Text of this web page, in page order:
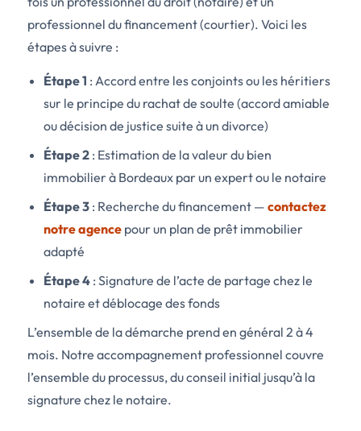
professionnel du financement (courtier). Voici les
étapes à suivre :
Étape 1 : Accord entre les conjoints ou les héritiers
sur le principe du rachat de soulte (accord amiable
ou décision de justice suite à un divorce)
Étape 2 : Estimation de la valeur du bien
immobilier à Bordeaux par un expert ou le notaire
Étape 3 : Recherche du financement — contactez
notre agence pour un plan de prêt immobilier
adapté
Étape 4 : Signature de l’acte de partage chez le
notaire et déblocage des fonds
L’ensemble de la démarche prend en général 2 à 4
mois. Notre accompagnement professionnel couvre
l’ensemble du processus, du conseil initial jusqu’à la
signature chez le notaire.